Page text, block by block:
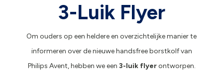
3-Luik Flyer
Om ouders op een heldere en overzichtelijke manier te
informeren over de nieuwe handsfree borstkolf van
Philips Avent, hebben we een 3-luik flyerontworpen.